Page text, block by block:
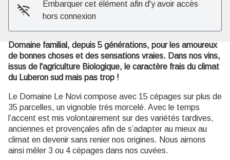
Embarquer cet élément afin d'y avoir accès
hors connexion
Domaine familial, depuis 5 générations, pour les amoureux
de bonnes choses et des sensations vraies. Dans nos vins,
issus de l'agriculture Biologique, le caractère frais du climat
du Luberon sud mais pas trop !
Le Domaine Le Novi compose avec 15 cépages sur plus de
35 parcelles, un vignoble très morcelé. Avec le temps
l’accent est mis volontairement sur des variétés tardives,
anciennes et provençales afin de s’adapter au mieux au
climat en devenir sans renier nos origines. Nous aimons
ainsi mêler 3 ou 4 cépages dans nos cuvées.